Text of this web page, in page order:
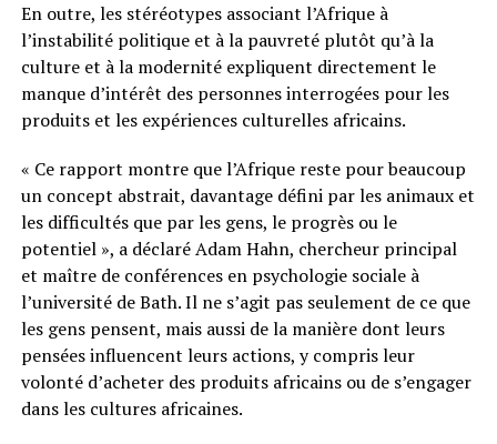
En outre, les stéréotypes associant l’Afrique à
l’instabilité politique et à la pauvreté plutôt qu’à la
culture et à la modernité expliquent directement le
manque d’intérêt des personnes interrogées pour les
produits et les expériences culturelles africains.
« Ce rapport montre que l’Afrique reste pour beaucoup
un concept abstrait, davantage défini par les animaux et
les difficultés que par les gens, le progrès ou le
potentiel », a déclaré Adam Hahn, chercheur principal
et maître de conférences en psychologie sociale à
l’université de Bath. Il ne s’agit pas seulement de ce que
les gens pensent, mais aussi de la manière dont leurs
pensées influencent leurs actions, y compris leur
volonté d’acheter des produits africains ou de s’engager
dans les cultures africaines.